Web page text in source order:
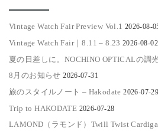
Vintage Watch Fair Preview Vol.1 2026-08-
Vintage Watch Fair｜8.11 – 8.23 2026-08-02
夏の日差しに。NOCHINO OPTICALの調
8月のお知らせ 2026-07-31
旅のスタイルノート – Hakodate 2026-07-29
Trip to HAKODATE 2026-07-28
LAMOND（ラモンド）Twill Twist